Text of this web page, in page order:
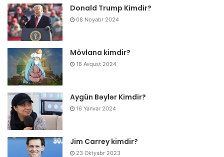
Donald Trump Kimdir?
08 Noyabr 2024
Mövlana kimdir?
16 Avqust 2024
Aygün Bəylər Kimdir?
16 Yanvar 2024
Jim Carrey kimdir?
23 Oktyabr 2023